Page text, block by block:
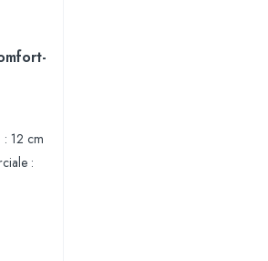
: 12 cm
: